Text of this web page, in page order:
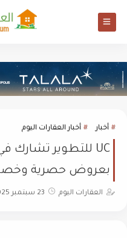
أخبار أخبار العقارات اليوم
بعروض حصرية
العقارات اليوم 23 سبتمبر 2025